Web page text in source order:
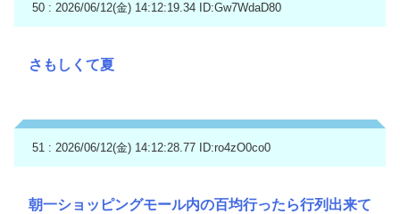
50 : 2026/06/12(金) 14:12:19.34 ID:Gw7WdaD80
さもしくて夏
51 : 2026/06/12(金) 14:12:28.77 ID:ro4zO0co0
朝一ショッピングモール内の百均行ったら行列出来て